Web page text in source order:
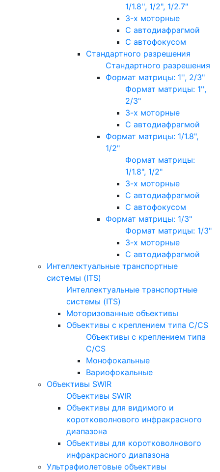
1/1.8'', 1/2", 1/2.7"
3-х моторные
С автодиафрагмой
С автофокусом
Стандартного разрешения
Стандартного разрешения
Формат матрицы: 1'', 2/3"
Формат матрицы: 1'',
2/3"
3-х моторные
С автодиафрагмой
Формат матрицы: 1/1.8",
1/2"
Формат матрицы:
1/1.8", 1/2"
3-х моторные
С автодиафрагмой
С автофокусом
Формат матрицы: 1/3"
Формат матрицы: 1/3"
3-х моторные
С автодиафрагмой
Интеллектуальные транспортные
системы (ITS)
Интеллектуальные транспортные
системы (ITS)
Моторизованные объективы
Объективы с креплением типа C/CS
Объективы с креплением типа
C/CS
Монофокальные
Вариофокальные
Объективы SWIR
Объективы SWIR
Объективы для видимого и
коротковолнового инфракрасного
диапазона
Объективы для коротковолнового
инфракрасного диапазона
Ультрафиолетовые объективы